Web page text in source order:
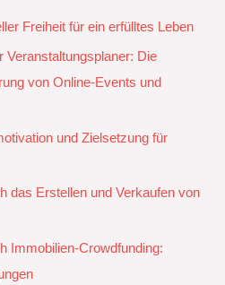
Freiheit für ein erfülltes Leben
Veranstaltungsplaner: Die
von Online-Events und
und Zielsetzung für
das Erstellen und Verkaufen von
Immobilien-Crowdfunding: